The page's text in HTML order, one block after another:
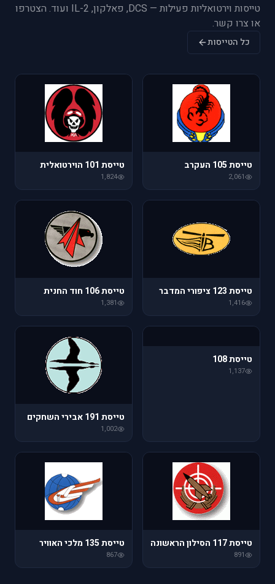
טייסות וירטואליות פעילות — DCS, פאלקון, IL-2 ועוד. הצטרפו
או צרו קשר.
כל הטייסות
טייסת 105 העקרב
2,061
טייסת 101 הוירטואלית
1,824
טייסת 123 ציפורי המדבר
1,416
טייסת 106 חוד החנית
1,381
טייסת 108
1,137
טייסת 191 אבירי השחקים
1,002
טייסת 117 הסילון הראשונה
891
טייסת 135 מלכי האוויר
867